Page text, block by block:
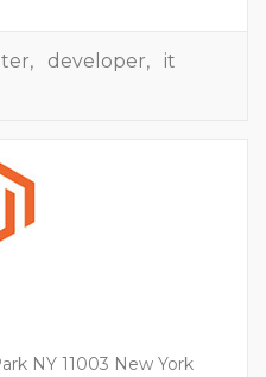
, developer,
it
NY 11003 New York